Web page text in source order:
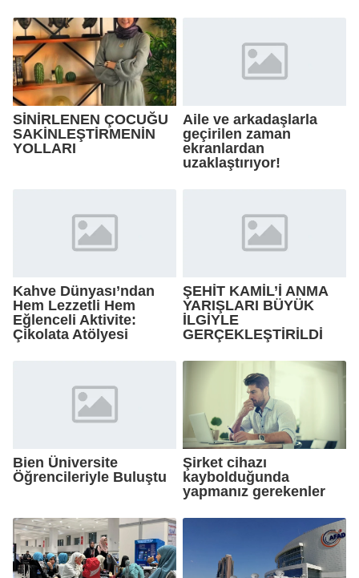
SİNİRLENEN ÇOCUĞU
SAKİNLEŞTİRMENİN
YOLLARI
Aile ve arkadaşlarla
geçirilen zaman
ekranlardan
uzaklaştırıyor!
Kahve Dünyası’ndan
Hem Lezzetli Hem
Eğlenceli Aktivite:
Çikolata Atölyesi
ŞEHİT KAMİL’İ ANMA
YARIŞLARI BÜYÜK
İLGİYLE
GERÇEKLEŞTİRİLDİ
Bien Üniversite
Öğrencileriyle Buluştu
Şirket cihazı
kaybolduğunda
yapmanız gerekenler